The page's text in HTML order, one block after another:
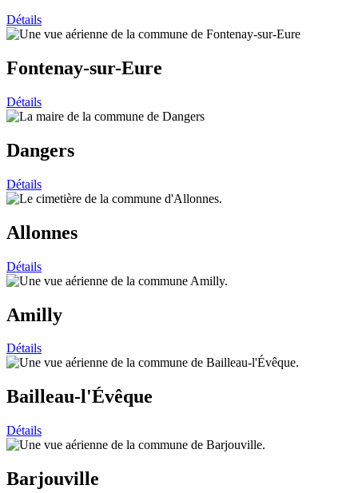
Détails
Fontenay-sur-Eure
Détails
Dangers
Détails
Allonnes
Détails
Amilly
Détails
Bailleau-l'Évêque
Détails
Barjouville